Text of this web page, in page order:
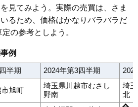
40万円 1,947万円 15.2%
39万円 2,332万円 16.2%
38万円 2,597万円
38万円
35万円 3,687万円 11.6%
35万円 1,560万円 13.9%
34万円 26.1%
見てみよう。実際の売買は、さま
るため、価格はかなりバラバラだ
の参考としよう。
例
半期 2024年第3四半期
旭町
埼玉県川越市むさし
野南
埼
北
田
今泉今成 今福牛子上戸上戸新町
袋 大袋新田 小ケ谷 御成町萱沼笠幡
上寺山上野田町上松原
野目久下戸 鯨井鯨井新田久保町
小堤寿町